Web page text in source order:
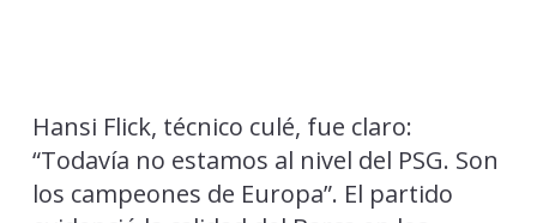
Hansi Flick, técnico culé, fue claro:
“Todavía no estamos al nivel del PSG. Son
los campeones de Europa”. El partido